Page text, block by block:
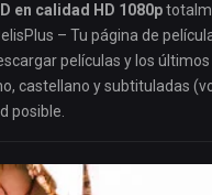
en calidad HD 1080p
– Tu página de
películas y los
castellano y subtituladas
posible.